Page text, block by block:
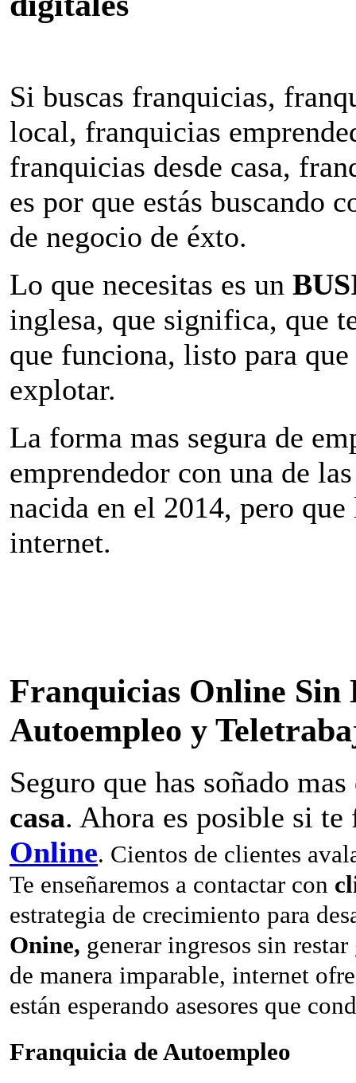
Si buscas franquicias,
local, franquicias
franquicias desde casa,
es por que estás buscando
de negocio de éxto.
Lo que necesitas es un
inglesa, que significa, que
que funciona, listo para
explotar.
La forma mas segura de
emprendedor con una de
nacida en el 2014, pero
internet.
Franquicias Online
Autoempleo y
Seguro que has soñado
casa. Ahora es posible si
Online. Cientos de clientes
Te enseñaremos a contactar con
estrategia de crecimiento para
Onine, generar ingresos sin
de manera imparable, internet
están esperando asesores que
Franquicia de Autoempleo